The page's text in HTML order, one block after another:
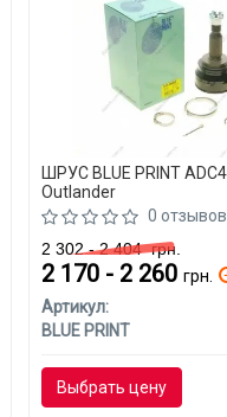
ШРУС BLUE PRINT
Outlander
0 отзывов
2 302 - 2 404грн.
2 170 - 2 260грн.
Артикул:
BLUE PRINT
Выбрать цену